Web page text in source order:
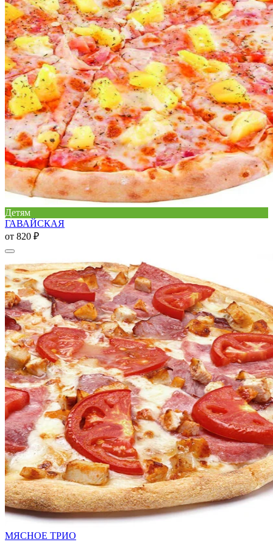
Детям
ГАВАЙСКАЯ
от 820 ₽
МЯСНОЕ ТРИО